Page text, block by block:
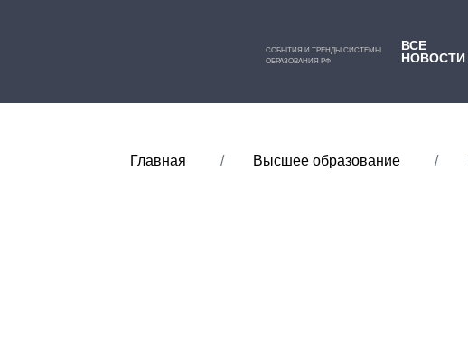
СОБЫТИЯ И ТРЕНДЫ СИСТЕМЫ
ОБРАЗОВАНИЯ РФ
ВСЕ
НОВОСТИ
Главная Высшее образование